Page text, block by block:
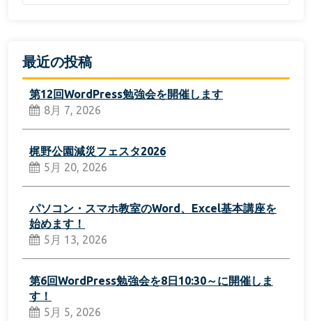
最近の投稿
第12回WordPress勉強会を開催します
8月 7, 2026
梶野公園減災フェスタ2026
5月 20, 2026
パソコン・スマホ教室のWord、Excel基本講座を
始めます！
5月 13, 2026
第6回WordPress勉強会を8日10:30～に開催しま
す！
5月 5, 2026